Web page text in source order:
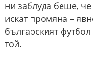
ни заблуда беше, че
искат промяна –
българският
той.